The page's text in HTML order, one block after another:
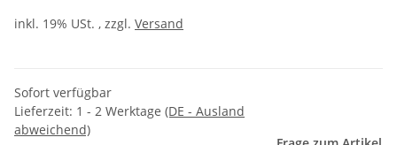
inkl. 19% USt. , zzgl. Versand
Sofort verfügbar
Lieferzeit: 1 - 2 Werktage (DE - Ausland
abweichend)